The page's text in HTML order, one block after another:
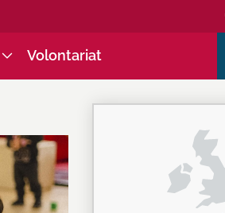
Volontariat